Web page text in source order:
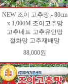
NEW 조이 고추망 - 80cm
x 1,000M 조이고추망
고추네트 고추유인망
절화망 고추재배망
88,000원